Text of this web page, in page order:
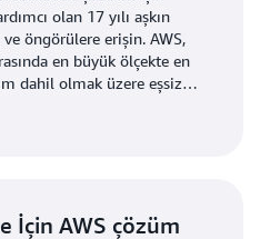
olan 17 yılı aşkın
öngörülere erişin. AWS,
en büyük ölçekte en
dahil olmak üzere eşsiz
İçin AWS çözüm